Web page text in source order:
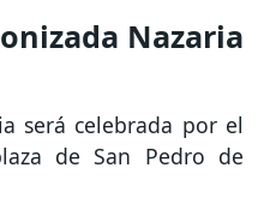
Nazaria
será celebrada por el
de San Pedro de